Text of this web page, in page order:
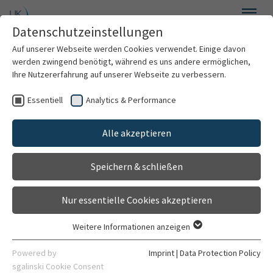
Skip to main content
Research
Department of Radiation Oncology
Datenschutzeinstellungen
Auf unserer Webseite werden Cookies verwendet. Einige davon
werden zwingend benötigt, während es uns andere ermöglichen,
Ihre Nutzererfahrung auf unserer Webseite zu verbessern.
Essentiell Analytics & Performance
Alle akzeptieren
Speichern & schließen
Nur essentielle Cookies akzeptieren
Essentielle Cookies werden für grundlegende Funktionen der
Webseite benötigt. Dadurch ist gewährleistet, dass die
Weitere Informationen anzeigen
Powered by
sgalinski Cookie Consent
Imprint| Data Protection Policy